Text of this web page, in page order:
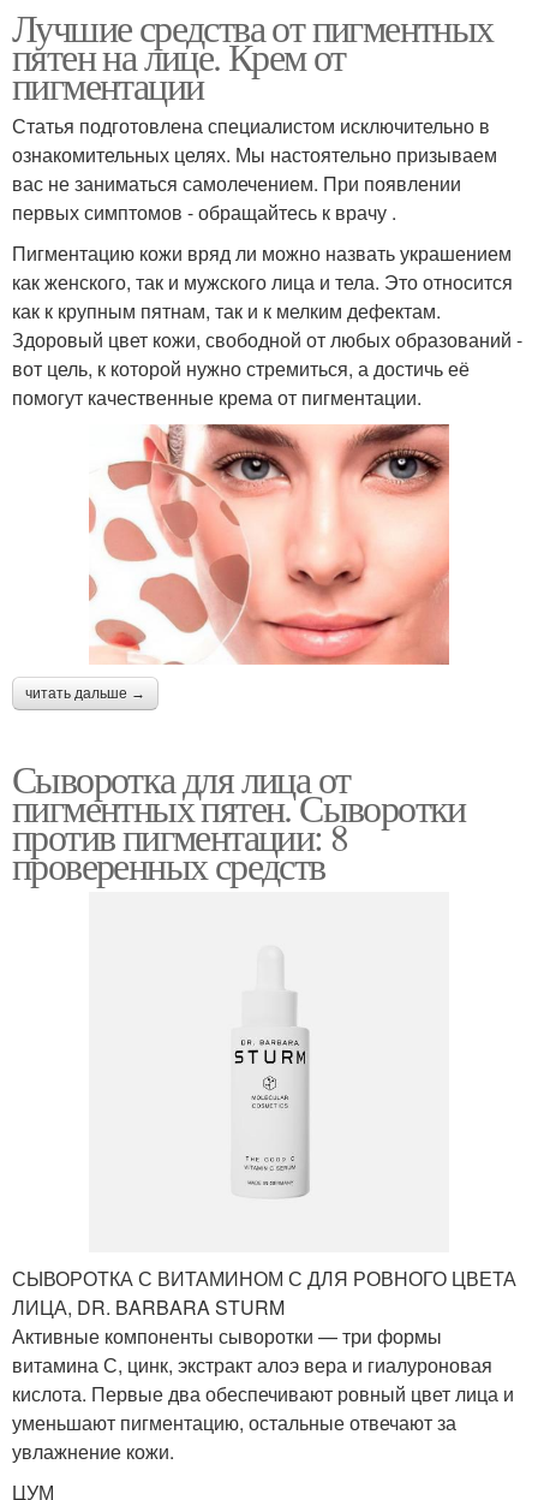
Лучшие средства от пигментных
пятен на лице. Крем от
пигментации
Статья подготовлена специалистом исключительно в
ознакомительных целях. Мы настоятельно призываем
вас не заниматься самолечением. При появлении
первых симптомов - обращайтесь к врачу .
Пигментацию кожи вряд ли можно назвать украшением
как женского, так и мужского лица и тела. Это относится
как к крупным пятнам, так и к мелким дефектам.
Здоровый цвет кожи, свободной от любых образований -
вот цель, к которой нужно стремиться, а достичь её
помогут качественные крема от пигментации.
читать дальше →
Сыворотка для лица от
пигментных пятен. Сыворотки
против пигментации: 8
проверенных средств
СЫВОРОТКА С ВИТАМИНОМ С ДЛЯ РОВНОГО ЦВЕТА
ЛИЦА, DR. BARBARA STURM
Активные компоненты сыворотки — три формы
витамина С, цинк, экстракт алоэ вера и гиалуроновая
кислота. Первые два обеспечивают ровный цвет лица и
уменьшают пигментацию, остальные отвечают за
увлажнение кожи.
ЦУМ